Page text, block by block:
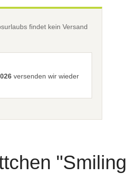
findet kein Versand
versenden wir wieder
"Smiling